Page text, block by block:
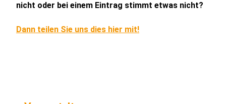
nicht oder bei einem Eintrag stimmt etwas nicht?
Dann teilen Sie uns dies hier mit!